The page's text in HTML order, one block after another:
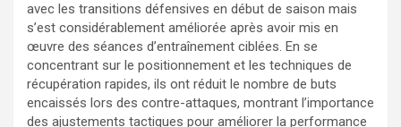
avec les transitions défensives en début de saison mais
s’est considérablement améliorée après avoir mis en
œuvre des séances d’entraînement ciblées. En se
concentrant sur le positionnement et les techniques de
récupération rapides, ils ont réduit le nombre de buts
encaissés lors des contre-attaques, montrant l’importance
des ajustements tactiques pour améliorer la performance